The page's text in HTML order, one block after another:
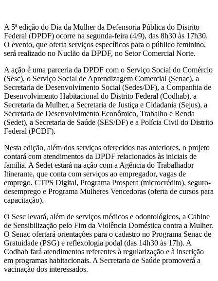
A 5ª edição do Dia da Mulher da Defensoria Pública do Distrito
Federal (DPDF) ocorre na segunda-feira (4/9), das 8h30 às 17h30.
O evento, que oferta serviços específicos para o público feminino,
será realizado no Nuclão da DPDF, no Setor Comercial Norte.
A ação é uma parceria da DPDF com o Serviço Social do Comércio
(Sesc), o Serviço Social de Aprendizagem Comercial (Senac), a
Secretaria de Desenvolvimento Social (Sedes/DF), a Companhia de
Desenvolvimento Habitacional do Distrito Federal (Codhab), a
Secretaria da Mulher, a Secretaria de Justiça e Cidadania (Sejus), a
Secretaria de Desenvolvimento Econômico, Trabalho e Renda
(Sedet), a Secretaria de Saúde (SES/DF) e a Polícia Civil do Distrito
Federal (PCDF).
Nesta edição, além dos serviços oferecidos nas anteriores, o projeto
contará com atendimentos da DPDF relacionados às iniciais de
família. A Sedet estará na ação com a Agência do Trabalhador
Itinerante, que conta com serviços ao empregador, vagas de
emprego, CTPS Digital, Programa Prospera (microcrédito), seguro-
desemprego e Programa Mulheres Vencedoras (oferta de cursos para
capacitação).
O Sesc levará, além de serviços médicos e odontológicos, a Cabine
de Sensibilização pelo Fim da Violência Doméstica contra a Mulher.
O Senac ofertará orientações para o cadastro no Programa Senac de
Gratuidade (PSG) e reflexologia podal (das 14h30 às 17h). A
Codhab fará atendimentos referentes à regularização e à inscrição
em programas habitacionais. A Secretaria de Saúde promoverá a
vacinação dos interessados.